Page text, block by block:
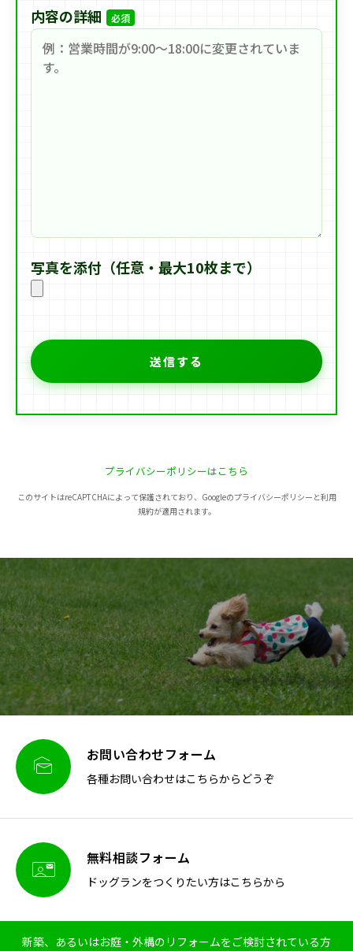
内容の詳細 必須
写真を添付（任意・最大10枚まで）
プライバシーポリシーはこちら
このサイトはreCAPTCHAによって保護されており、Googleのプライバシーポリシーと利用
規約が適用されます。
 お問い合わせフォーム
各種お問い合わせはこちらからどうぞ
 無料相談フォーム
ドッグランをつくりたい方はこちらから
新築、あるいはお庭・外構のリフォームをご検討されている方